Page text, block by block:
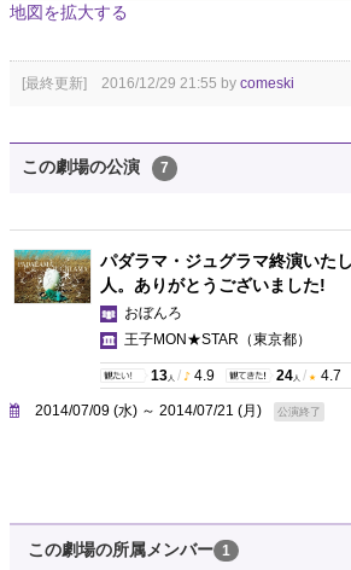
地図を拡大する
[最終更新] 2016/12/29 21:55 by comeski
この劇場の公演 7
パダラマ・ジュグラマ終演いた
人。ありがとうございました!
おぼんろ
王子MON★STAR （東京都）
13 人 / 4.9 24 人 / 4.7
2014/07/09 (水) ～ 2014/07/21 (月) 公演終了
この劇場の所属メンバー 1